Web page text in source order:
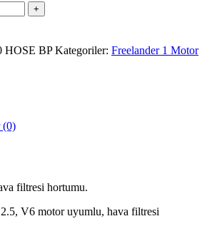
HOSE BPKategoriler: Freelander 1 Motor
(0)
filtresi hortumu.
V6 motor uyumlu, hava filtresi